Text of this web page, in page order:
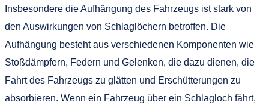
Insbesondere die Aufhängung des Fahrzeugs ist stark von
den Auswirkungen von Schlaglöchern betroffen. Die
Aufhängung besteht aus verschiedenen Komponenten wie
Stoßdämpfern, Federn und Gelenken, die dazu dienen, die
Fahrt des Fahrzeugs zu glätten und Erschütterungen zu
absorbieren. Wenn ein Fahrzeug über ein Schlagloch fährt,